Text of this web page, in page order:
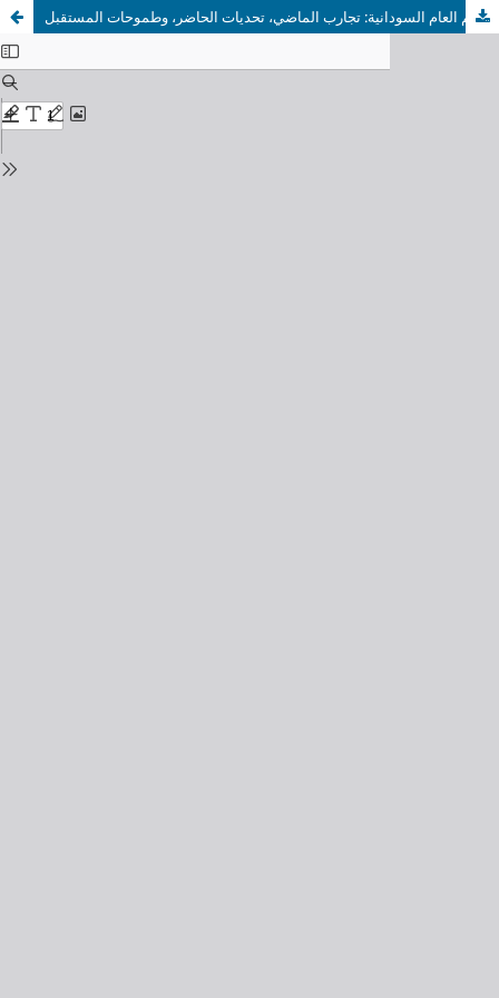
تطوير مناهج التعليم العام السودانية: تجارب الماضي، تحديات الحاضر، وطموحات المستقبل